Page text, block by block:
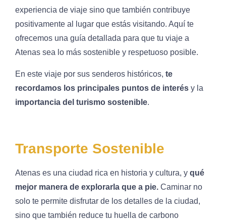
experiencia de viaje sino que también contribuye
positivamente al lugar que estás visitando. Aquí te
ofrecemos una guía detallada para que tu viaje a
Atenas sea lo más sostenible y respetuoso posible.
En este viaje por sus senderos históricos, te
recordamos los principales puntos de interés y la
importancia del turismo sostenible.
Transporte Sostenible
Atenas es una ciudad rica en historia y cultura, y qué
mejor manera de explorarla que a pie. Caminar no
solo te permite disfrutar de los detalles de la ciudad,
sino que también reduce tu huella de carbono